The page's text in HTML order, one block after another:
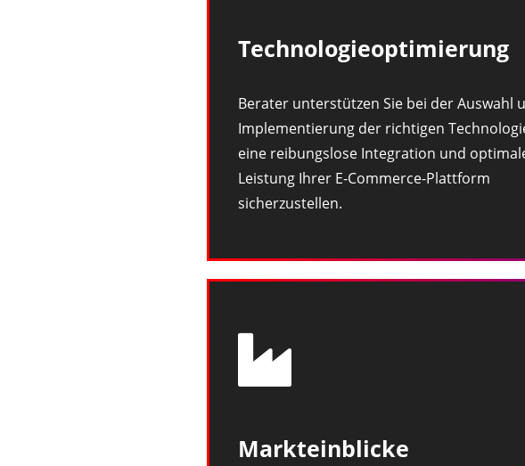
Technologieoptimierung
Berater unterstützen Sie bei der Auswahl
Implementierung der richtigen
eine reibungslose Integration und
Leistung Ihrer E-Commerce-Plattform
sicherzustellen.
Markteinblicke